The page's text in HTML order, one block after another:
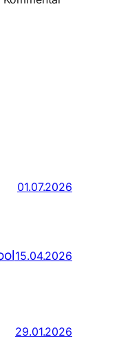
01.07.2026
15.04.2026
29.01.2026